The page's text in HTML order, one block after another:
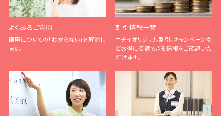
よくあるご質問
講座についての「わからない」を解消し
ます。
割引情報一覧
ニチイオリジナル割引、キャンペーンな
どお得に受講できる情報をご確認いた
だけます。